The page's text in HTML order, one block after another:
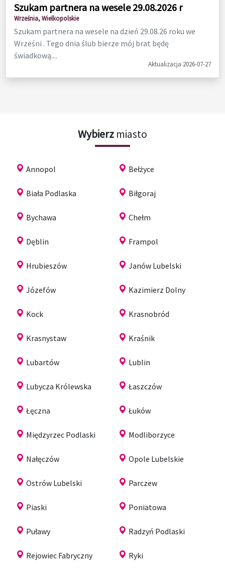
Szukam partnera na wesele 29.08.2026 r
Września, Wielkopolskie
Szukam partnera na wesele na dzień 29.08.26 roku we
Wrześni . Tego dnia ślub bierze mój brat będę
świadkową....
Aktualizacja 2026-07-27
Wybierz miasto
Annopol Bełżyce
Biała Podlaska Biłgoraj
Bychawa Chełm
Dęblin Frampol
Hrubieszów Janów Lubelski
Józefów Kazimierz Dolny
Kock Krasnobród
Krasnystaw Kraśnik
Lubartów Lublin
Lubycza Królewska Łaszczów
Łęczna Łuków
Międzyrzec Podlaski Modliborzyce
Nałęczów Opole Lubelskie
Ostrów Lubelski Parczew
Piaski Poniatowa
Puławy Radzyń Podlaski
Rejowiec Fabryczny Ryki